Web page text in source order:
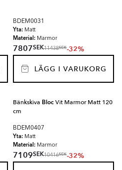
BDEM0031
Yta: Matt
Material: Marmor
7807SEK11438SEK-32%
LÄGG I VARUKORG
Bänkskiva BlocVit Marmor Matt 120
cm
BDEM0407
Yta: Matt
Material: Marmor
7109SEK10416SEK-32%